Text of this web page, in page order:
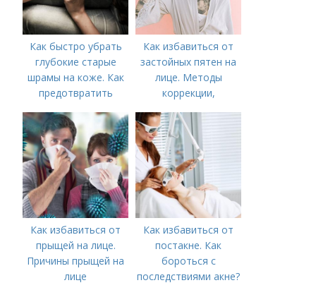
Как быстро убрать
глубокие старые
шрамы на коже. Как
предотвратить
Как избавиться от
застойных пятен на
лице. Методы
коррекции,
акне и удаления
рубцов и шрамов
постакне
Как избавиться от
прыщей на лице.
Причины прыщей на
лице
Как избавиться от
постакне. Как
бороться с
последствиями акне?